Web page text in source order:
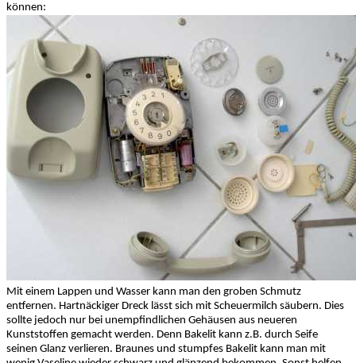
können:
Mit einem Lappen und Wasser kann man den groben Schmutz
entfernen. Hartnäckiger Dreck lässt sich mit Scheuermilch säubern. Dies
sollte jedoch nur bei unempfindlichen Gehäusen aus neueren
Kunststoffen gemacht werden. Denn Bakelit kann z.B. durch Seife
seinen Glanz verlieren. Braunes und stumpfes Bakelit kann man mit